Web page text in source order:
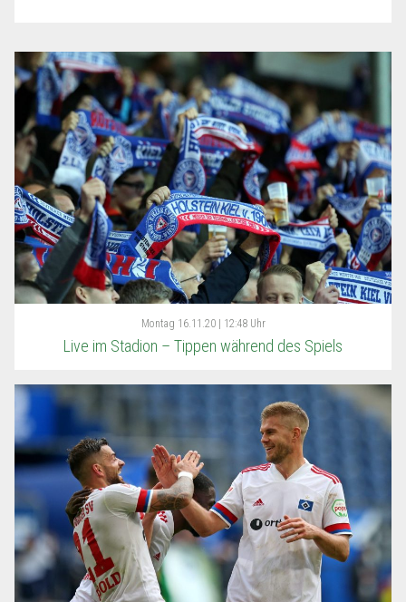
Montag 16.11.20 | 12:48 Uhr
Live im Stadion – Tippen während des Spiels